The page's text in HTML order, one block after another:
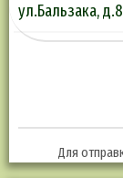
ул.Бальзака,
Для